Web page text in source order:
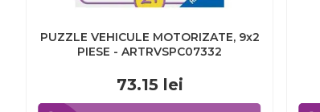
PUZZLE VEHICULE MOTORIZATE, 9x2
PIESE - ARTRVSPC07332
73.15 lei